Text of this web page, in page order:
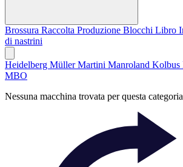
Brossura Raccolta Produzione Blocchi Libro
di nastrini
Heidelberg Müller Martini Manroland Kolbus
MBO
Nessuna macchina trovata per questa